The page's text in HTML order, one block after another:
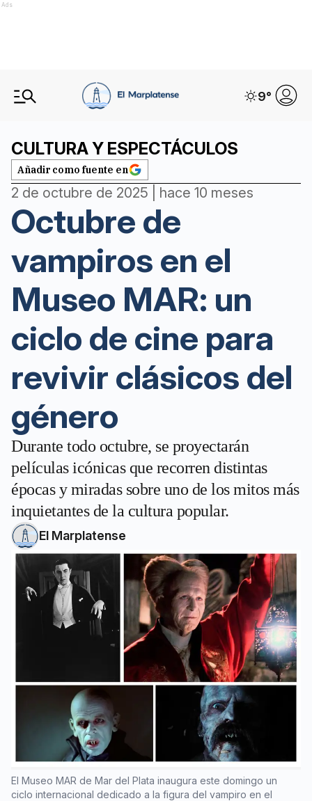
Ads
9°
CULTURA Y ESPECTÁCULOS
Añadir como fuente en
2 de octubre de 2025 | hace 10 meses
Octubre de
vampiros en el
Museo MAR: un
ciclo de cine para
revivir clásicos del
género
Durante todo octubre, se proyectarán
películas icónicas que recorren distintas
épocas y miradas sobre uno de los mitos más
inquietantes de la cultura popular.
El Marplatense
El Museo MAR de Mar del Plata inaugura este domingo un
ciclo internacional dedicado a la figura del vampiro en el